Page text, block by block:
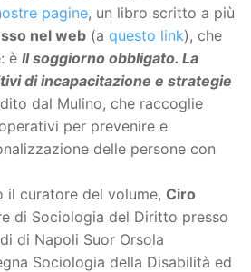
pagine, un libro scritto a più
nel web (a questo link), che
è Il soggiorno obbligato. La
di incapacitazione e strategie
dal Mulino, che raccoglie
per prevenire e
delle persone con
il curatore del volume, Ciro
di Sociologia del Diritto presso
di Napoli Suor Orsola
Sociologia della Disabilità ed